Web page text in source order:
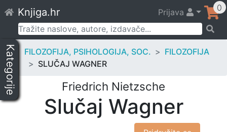
to
content
Knjiga.hr Prijava 0
Pretraži:
Kategorije FILOZOFIJA, PSIHOLOGIJA, SOC.
FILOZOFIJA
SLUČAJ WAGNER
Friedrich Nietzsche
Slučaj Wagner